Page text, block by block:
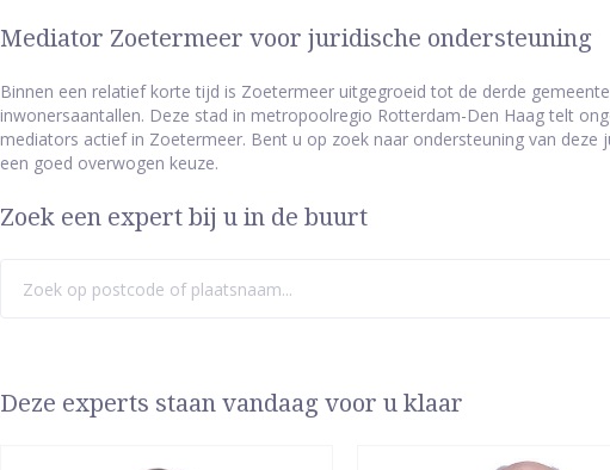
Mediator Zoetermeer voor juridische ondersteuning
Binnen een relatief korte tijd is Zoetermeer uitgegroeid tot de derde
inwonersaantallen. Deze stad in metropoolregio Rotterdam-Den Haag telt
mediators actief in Zoetermeer. Bent u op zoek naar ondersteuning van deze
een goed overwogen keuze.
Zoek een expert bij u in de buurt
Deze experts staan vandaag voor u klaar